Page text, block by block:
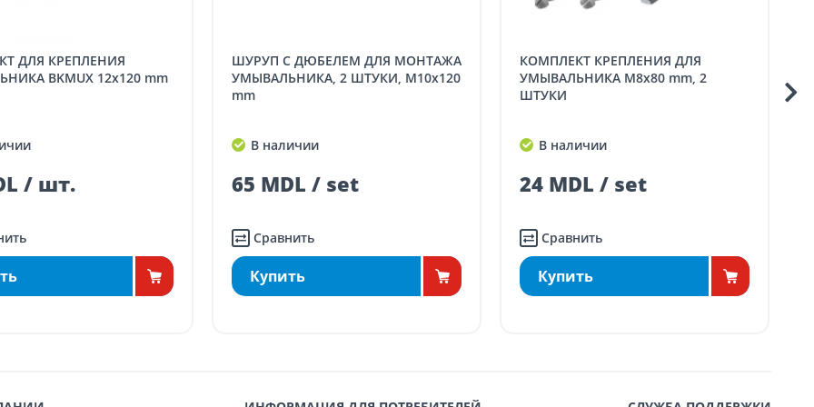
менее 5000 лей (онлайн-заказ, заказ в
BKMUX 12x120 mm
/ шт.
ШУРУП С ДЮБЕЛЕМ ДЛЯ МОНТАЖА
УМЫВАЛЬНИКА, 2 ШТУКИ, M10x120
mm
В наличии
65 MDL / set
Сравнить
Купить
КОМПЛЕКТ КРЕПЛЕНИЯ ДЛЯ
УМЫВАЛЬНИКА M8x80 mm, 2
ШТУКИ
В наличии
24 MDL / set
Сравнить
Купить